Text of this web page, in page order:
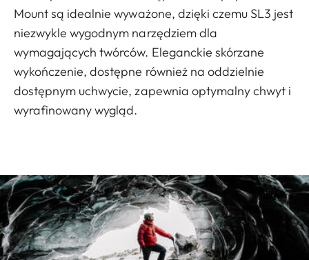
Mount są idealnie wyważone, dzięki czemu SL3 jest
niezwykle wygodnym narzędziem dla
wymagających twórców. Eleganckie skórzane
wykończenie, dostępne również na oddzielnie
dostępnym uchwycie, zapewnia optymalny chwyt i
wyrafinowany wygląd.